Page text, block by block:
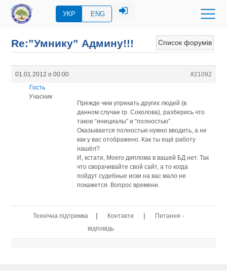
УКР ENG
Список форумів
Re:”Умнику” Админу!!!
01.01.2012 о 00:00
#21092
Гость
Учасник
Прежде чем упрекать других людей (в
данном случае гр. Соколова), разберись что
такое “инициалы” и “полностью”.
Оказывается полностью нужно вводить, а не
как у вас отображено. Как ты ещё работу
нашёл?
И, кстати, Моего диплома в вашей БД нет. Так
что сворачивайте свой сайт, а то когда
пойдут судебные иски на вас мало не
покажется. Вопрос времени.
Технічна підтримка | Контакти |
Питання -
відповідь